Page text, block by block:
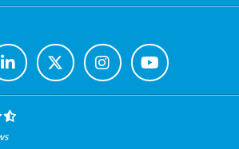
Ga
naar
LinkedIn
Ga
naar
Twitter
Ga
naar
Instagram
Ga
naar
Youtube